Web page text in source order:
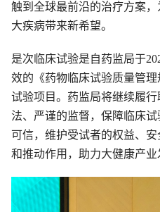
触到全球最前沿的治疗方案
大疾病带来新希望。
是次临床试验是自药监局于
效的《药物临床试验质量管
试验项目。药监局将继续履
法、严谨的监督，保障临床
可信，维护受试者的权益、
和推动作用，助力大健康产业